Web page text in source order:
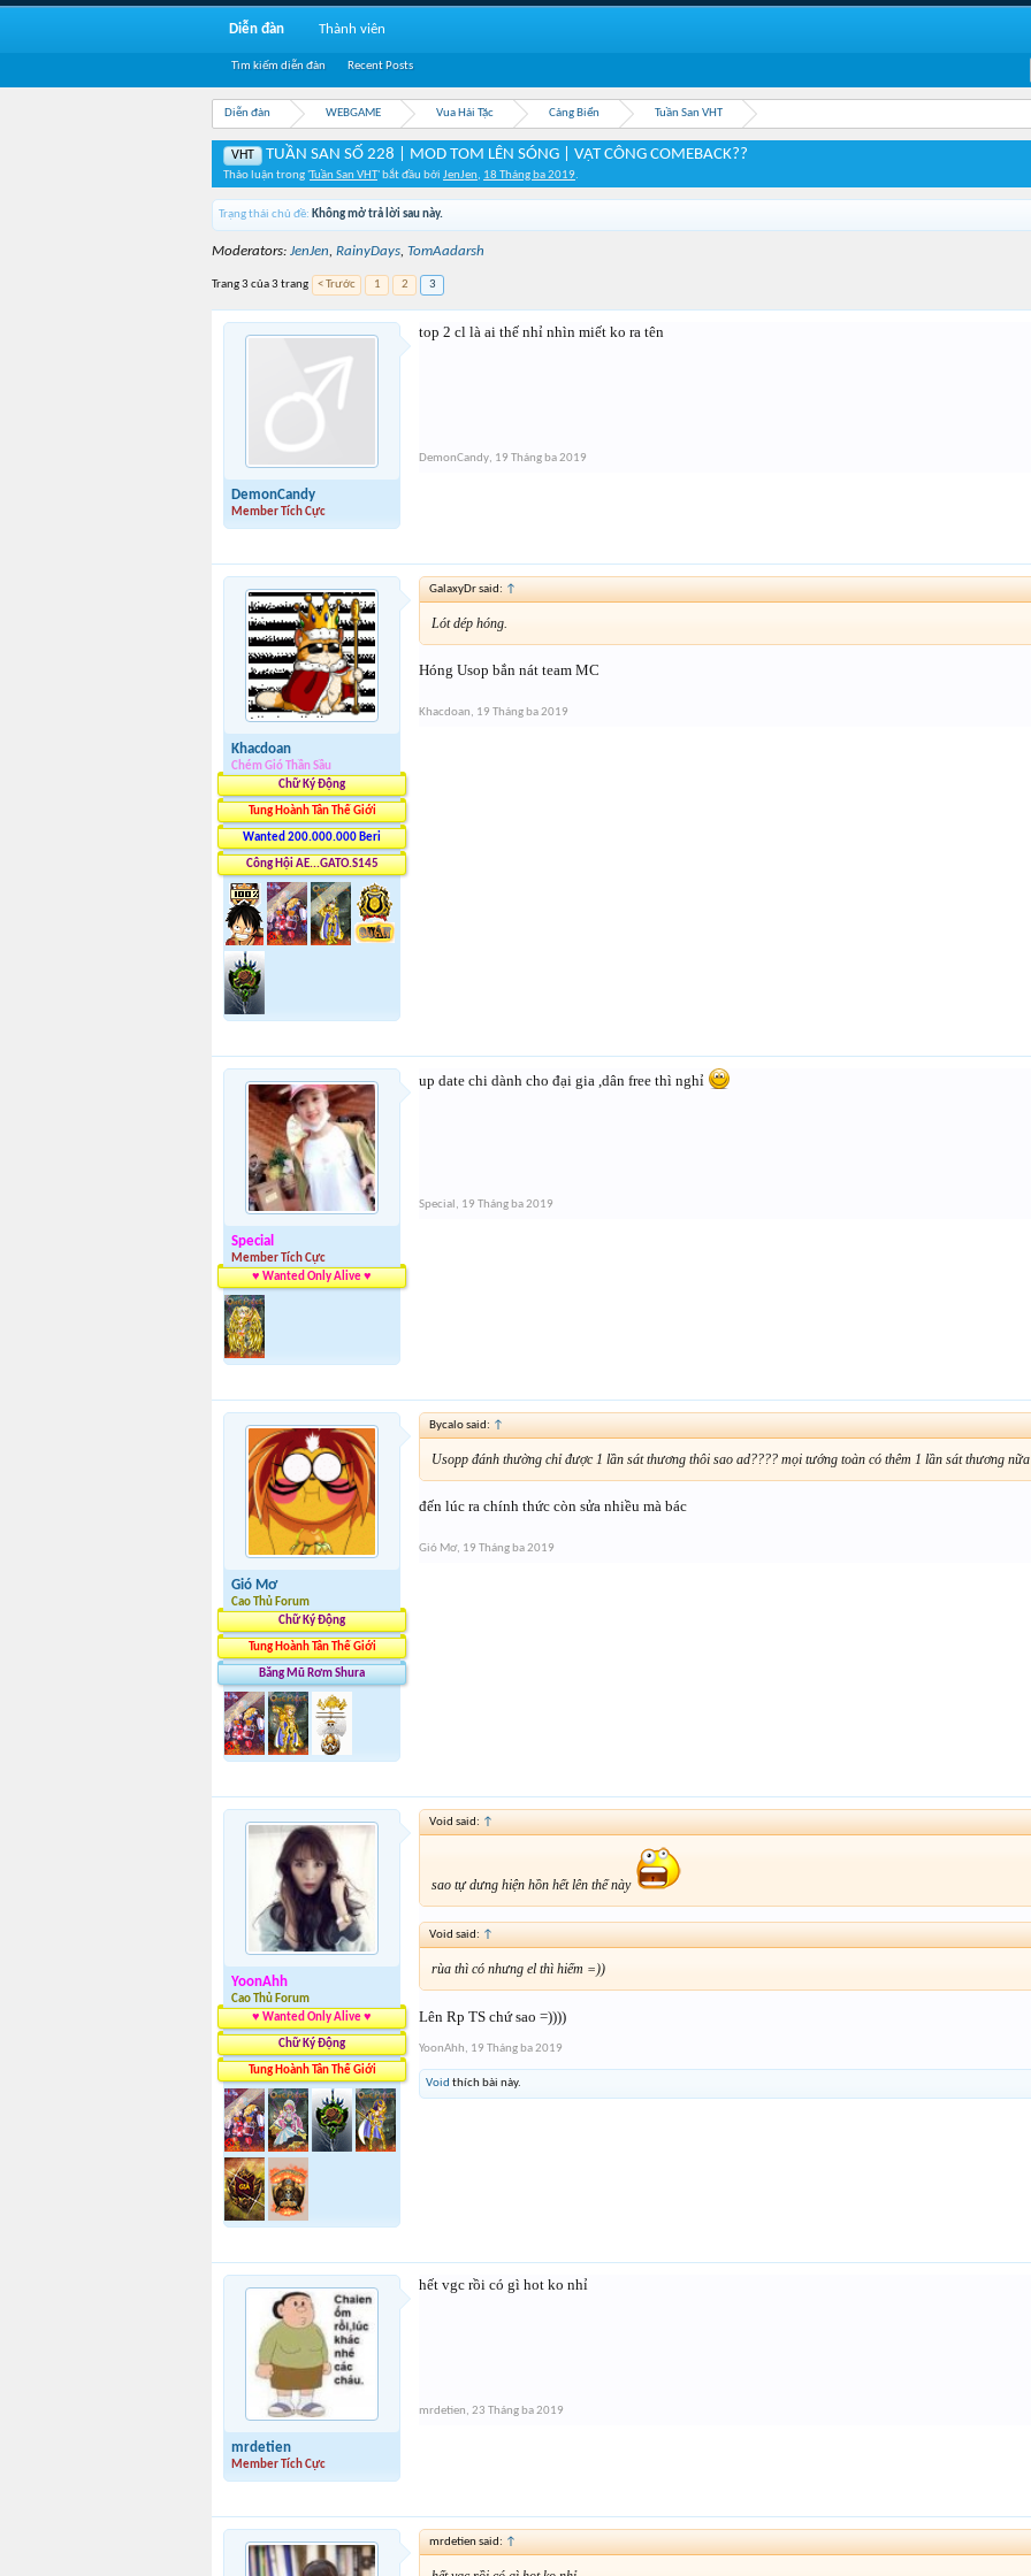
Diễn đàn WEBGAME Vua Hải Tặc Cảng Biển Tuần San VHT
VHT TUẦN SAN SỐ 228 | MOD TOM LÊN SÓNG | VẬT CÔNG COMEBACK??
Thảo luận trong 'Tuần San VHT' bắt đầu bởi JenJen, 18 Tháng ba 2019.
Trạng thái chủ đề: Không mở trả lời sau này.
Moderators: JenJen, RainyDays, TomAadarsh
Trang 3 của 3 trang < Trước 1 2 3
DemonCandy
Member Tích Cực
top 2 cl là ai thế nhỉ nhìn miết ko ra tên
DemonCandy, 19 Tháng ba 2019
Khacdoan
Chém Gió Thần Sầu
Chữ Ký Động
Tung Hoành Tân Thế Giới
Wanted 200.000.000 Beri
Công Hội AE...GATO.S145
GalaxyDr said: ↑
Lót dép hóng.
Hóng Usop bắn nát team MC
Khacdoan, 19 Tháng ba 2019
Special
Member Tích Cực
♥ Wanted Only Alive ♥
up date chi dành cho đại gia ,dân free thì nghỉ
Special , 19 Tháng ba 2019
Gió Mơ
Cao Thủ Forum
Chữ Ký Động
Tung Hoành Tân Thế Giới
Băng Mũ Rơm Shura
Bycalo said: ↑
Usopp đánh thường chỉ được 1 lần sát thương thôi sao ad???? mọi tướng toàn có thêm 1 lần sát thương
đến lúc ra chính thức còn sửa nhiều mà bác
Gió Mơ, 19 Tháng ba 2019
YoonAhh
Cao Thủ Forum
♥ Wanted Only Alive ♥
Chữ Ký Động
Tung Hoành Tân Thế Giới
Void said: ↑
sao tự dưng hiện hồn hết lên thế này
Void said: ↑
rùa thì có nhưng el thì hiếm =))
Lên Rp TS chứ sao =))))
YoonAhh, 19 Tháng ba 2019
Void thích bài này.
mrdetien
Member Tích Cực
hết vgc rồi có gì hot ko nhỉ
mrdetien, 23 Tháng ba 2019
mrdetien said: ↑
Diễn đàn
Tìm kiếm diễn đàn Recent Posts
Thành viên